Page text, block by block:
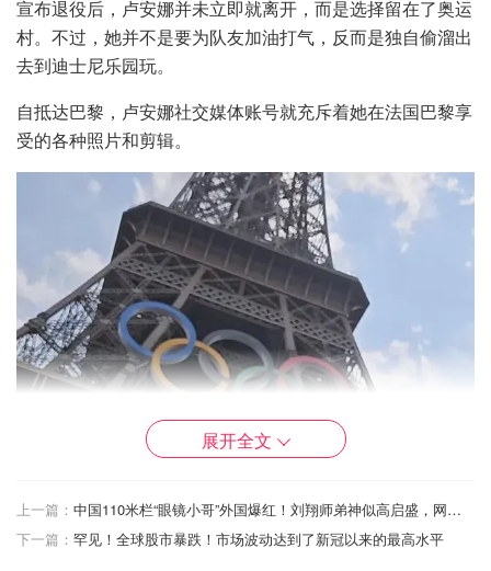
宣布退役后，卢安娜并未立即就离开，而是选择留在了奥运
村。不过，她并不是要为队友加油打气，反而是独自偷溜出
去到迪士尼乐园玩。
自抵达巴黎，卢安娜社交媒体账号就充斥着她在法国巴黎享
受的各种照片和剪辑。
展开全文
上一篇：
中国110米栏“眼镜小哥”外国爆红！刘翔师弟神似高启盛，网友：奥数报成奥运了吗？
下一篇： 罕见！全球股市暴跌！市场波动达到了新冠以来的最高水平